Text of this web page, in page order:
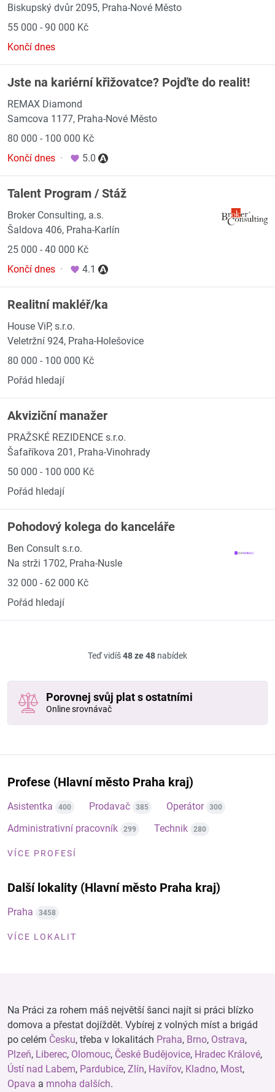
Biskupský dvůr 2095, Praha-Nové Město
55 000 - 90 000 Kč
Končí dnes
Jste na kariérní křižovatce? Pojďte do realit!
REMAX Diamond
Samcova 1177, Praha-Nové Město
80 000 - 100 000 Kč
Končí dnes · 5.0
Talent Program / Stáž
Broker Consulting, a.s.
Šaldova 406, Praha-Karlín
25 000 - 40 000 Kč
Končí dnes · 4.1
Realitní makléř/ka
House ViP, s.r.o.
Veletržní 924, Praha-Holešovice
80 000 - 100 000 Kč
Pořád hledají
Akviziční manažer
PRAŽSKÉ REZIDENCE s.r.o.
Šafaříkova 201, Praha-Vinohrady
50 000 - 100 000 Kč
Pořád hledají
Pohodový kolega do kanceláře
Ben Consult s.r.o.
Na strži 1702, Praha-Nusle
32 000 - 62 000 Kč
Pořád hledají
Teď vidíš48 ze 48 nabídek
Porovnej svůj plat s ostatními
Online srovnávač
Profese (Hlavní město Praha kraj)
Asistentka 400 Prodavač 385 Operátor 300
Administrativní pracovník 299 Technik 280
VÍCE PROFESÍ
Další lokality (Hlavní město Praha kraj)
Praha 3458
VÍCE LOKALIT
Na Práci za rohem máš největší šanci najít si práci blízko
domova a přestat dojíždět. Vybírej z volných míst a brigád
po celém Česku, třeba v lokalitách Praha, Brno, Ostrava,
Plzeň, Liberec, Olomouc, České Budějovice, Hradec Králové,
Ústí nad Labem, Pardubice, Zlín, Havířov, Kladno, Most,
Opava a mnoha dalších.